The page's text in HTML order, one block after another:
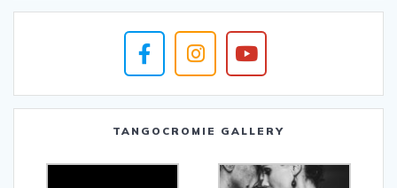
TANGOCROMIE GALLERY